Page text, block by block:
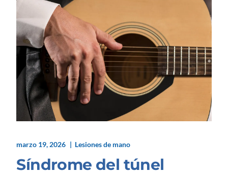
marzo 19, 2026 Lesiones de mano
Síndrome del túnel